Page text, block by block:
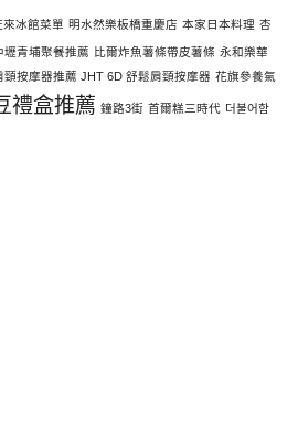
來冰館菜單 明水然樂板橋重慶店 本家日本料理 杏
壢青埔聚餐推薦 比爾炸魚薯條帶皮薯條 永和樂華
頸按摩器推薦 JHT 6D 舒鬆肩頸按摩器 花旗參養氣
禮盒推薦 鐘路3街 首爾糕三時代 더불어함